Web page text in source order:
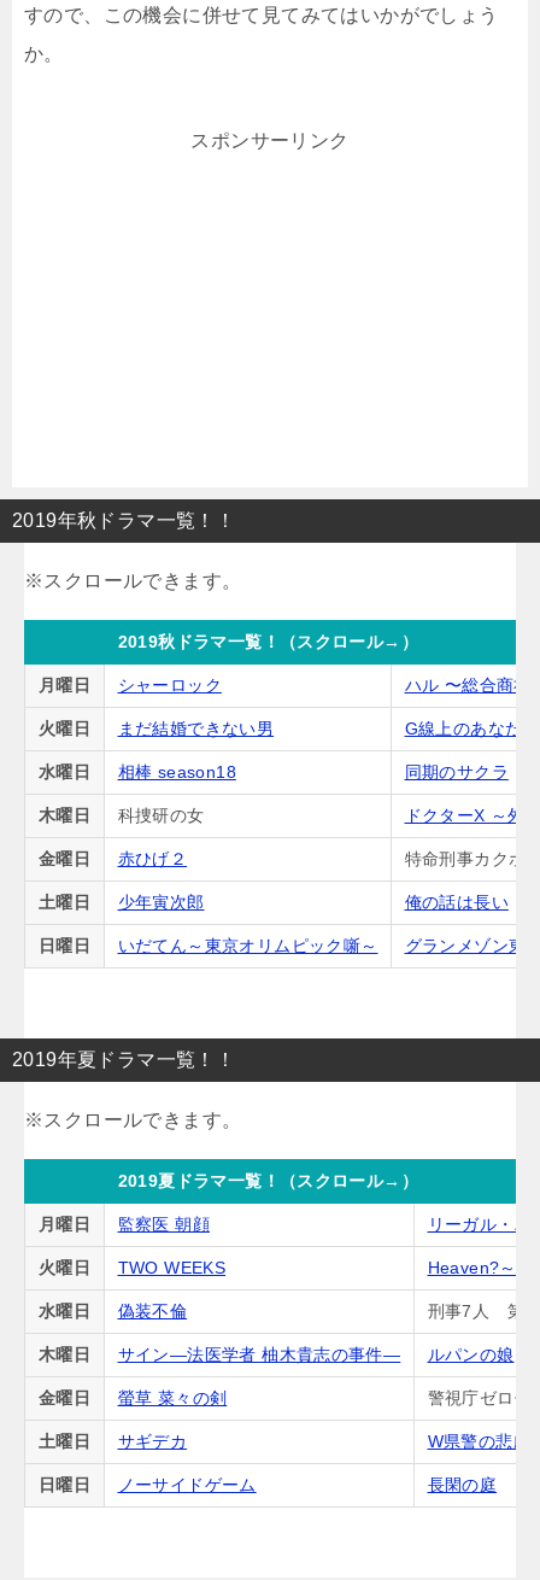
すので、この機会に併せて見てみてはいかがでしょう
か。
スポンサーリンク
2019年秋ドラマ一覧！！
2019秋ドラマ一覧！（スクロール→）
月曜日 シャーロック ハル 〜総合商社
火曜日 まだ結婚できない男 G線上のあなた
水曜日 相棒 season18 同期のサクラ
木曜日 科捜研の女 ドクターX ～外
金曜日 赤ひげ２ 特命刑事カクホ
土曜日 少年寅次郎 俺の話は長い
日曜日 いだてん～東京オリムピック噺～ グランメゾン東
2019年夏ドラマ一覧！！
2019夏ドラマ一覧！（スクロール→）
月曜日 監察医 朝顔 リーガル・ハ
火曜日 TWO WEEKS Heaven?～ご
水曜日 偽装不倫 刑事7人 第5
木曜日 サイン―法医学者 柚木貴志の事件― ルパンの娘
金曜日 螢草 菜々の剣 警視庁ゼロ係
土曜日 サギデカ W県警の悲劇
日曜日 ノーサイドゲーム 長閑の庭